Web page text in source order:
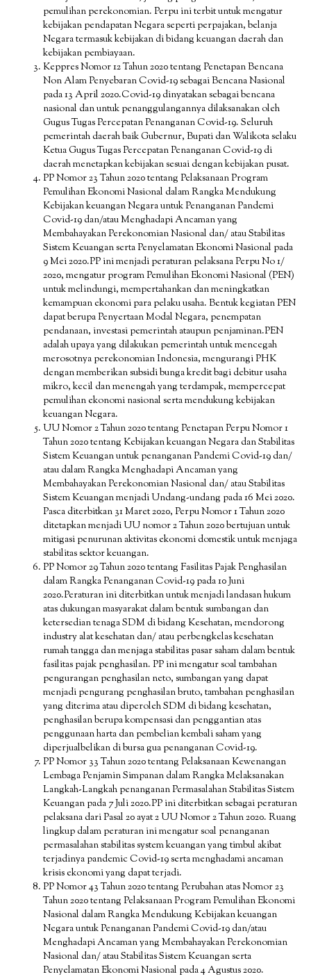
pemulihan perekonomian. Perpu ini terbit untuk mengatur
kebijakan pendapatan Negara seperti perpajakan, belanja
Negara termasuk kebijakan di bidang keuangan daerah dan
kebijakan pembiayaan.
Keppres Nomor 12 Tahun 2020 tentang Penetapan Bencana
Non Alam Penyebaran Covid-19 sebagai Bencana Nasional
pada 13 April 2020.Covid-19 dinyatakan sebagai bencana
nasional dan untuk penanggulangannya dilaksanakan oleh
Gugus Tugas Percepatan Penanganan Covid-19. Seluruh
pemerintah daerah baik Gubernur, Bupati dan Walikota selaku
Ketua Gugus Tugas Percepatan Penanganan Covid-19 di
daerah menetapkan kebijakan sesuai dengan kebijakan pusat.
PP Nomor 23 Tahun 2020 tentang Pelaksanaan Program
Pemulihan Ekonomi Nasional dalam Rangka Mendukung
Kebijakan keuangan Negara untuk Penanganan Pandemi
Covid-19 dan/atau Menghadapi Ancaman yang
Membahayakan Perekonomian Nasional dan/ atau Stabilitas
Sistem Keuangan serta Penyelamatan Ekonomi Nasional pada
9 Mei 2020.PP ini menjadi peraturan pelaksana Perpu No 1/
2020, mengatur program Pemulihan Ekonomi Nasional (PEN)
untuk melindungi, mempertahankan dan meningkatkan
kemampuan ekonomi para pelaku usaha. Bentuk kegiatan PEN
dapat berupa Penyertaan Modal Negara, penempatan
pendanaan, investasi pemerintah ataupun penjaminan.PEN
adalah upaya yang dilakukan pemerintah untuk mencegah
merosotnya perekonomian Indonesia, mengurangi PHK
dengan memberikan subsidi bunga kredit bagi debitur usaha
mikro, kecil dan menengah yang terdampak, mempercepat
pemulihan ekonomi nasional serta mendukung kebijakan
keuangan Negara.
UU Nomor 2 Tahun 2020 tentang Penetapan Perpu Nomor 1
Tahun 2020 tentang Kebijakan keuangan Negara dan Stabilitas
Sistem Keuangan untuk penanganan Pandemi Covid-19 dan/
atau dalam Rangka Menghadapi Ancaman yang
Membahayakan Perekonomian Nasional dan/ atau Stabilitas
Sistem Keuangan menjadi Undang-undang pada 16 Mei 2020.
Pasca diterbitkan 31 Maret 2020, Perpu Nomor 1 Tahun 2020
ditetapkan menjadi UU nomor 2 Tahun 2020 bertujuan untuk
mitigasi penurunan aktivitas ekonomi domestik untuk menjaga
stabilitas sektor keuangan.
PP Nomor 29 Tahun 2020 tentang Fasilitas Pajak Penghasilan
dalam Rangka Penanganan Covid-19 pada 10 Juni
2020.Peraturan ini diterbitkan untuk menjadi landasan hukum
atas dukungan masyarakat dalam bentuk sumbangan dan
ketersedian tenaga SDM di bidang Kesehatan, mendorong
industry alat kesehatan dan/ atau perbengkelas kesehatan
rumah tangga dan menjaga stabilitas pasar saham dalam bentuk
fasilitas pajak penghasilan. PP ini mengatur soal tambahan
pengurangan penghasilan neto, sumbangan yang dapat
menjadi pengurang penghasilan bruto, tambahan penghasilan
yang diterima atau diperoleh SDM di bidang kesehatan,
penghasilan berupa kompensasi dan penggantian atas
penggunaan harta dan pembelian kembali saham yang
diperjualbelikan di bursa gua penanganan Covid-19.
PP Nomor 33 Tahun 2020 tentang Pelaksanaan Kewenangan
Lembaga Penjamin Simpanan dalam Rangka Melaksanakan
Langkah-Langkah penanganan Permasalahan Stabilitas Sistem
Keuangan pada 7 Juli 2020.PP ini diterbitkan sebagai peraturan
pelaksana dari Pasal 20 ayat 2 UU Nomor 2 Tahun 2020. Ruang
lingkup dalam peraturan ini mengatur soal penanganan
permasalahan stabilitas system keuangan yang timbul akibat
terjadinya pandemic Covid-19 serta menghadami ancaman
krisis ekonomi yang dapat terjadi.
PP Nomor 43 Tahun 2020 tentang Perubahan atas Nomor 23
Tahun 2020 tentang Pelaksanaan Program Pemulihan Ekonomi
Nasional dalam Rangka Mendukung Kebijakan keuangan
Negara untuk Penanganan Pandemi Covid-19 dan/atau
Menghadapi Ancaman yang Membahayakan Perekonomian
Nasional dan/ atau Stabilitas Sistem Keuangan serta
Penyelamatan Ekonomi Nasional pada 4 Agustus 2020.